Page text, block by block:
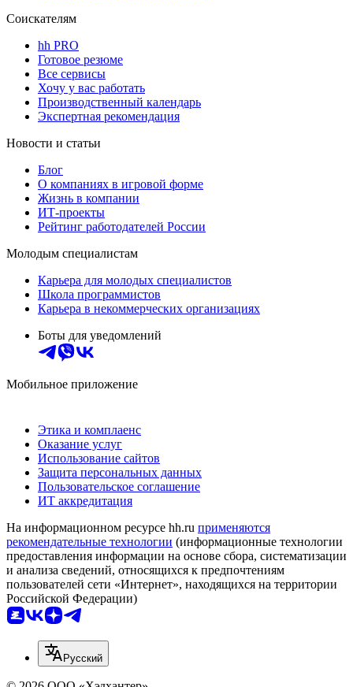
Соискателям
hh PRO
Готовое резюме
Все сервисы
Хочу у вас работать
Производственный календарь
Экспертная рекомендация
Новости и статьи
Блог
О компаниях в игровой форме
Жизнь в компании
ИТ-проекты
Рейтинг работодателей России
Молодым специалистам
Карьера для молодых специалистов
Школа программистов
Карьера в некоммерческих организациях
Боты для уведомлений
Мобильное приложение
Этика и комплаенс
Оказание услуг
Использование сайтов
Защита персональных данных
Пользовательское соглашение
ИТ аккредитация
На информационном ресурсе hh.ru применяются
рекомендательные технологии (информационные технологии
предоставления информации на основе сбора, систематизации
и анализа сведений, относящихся к предпочтениям
пользователей сети «Интернет», находящихся на территории
Российской Федерации)
Русский